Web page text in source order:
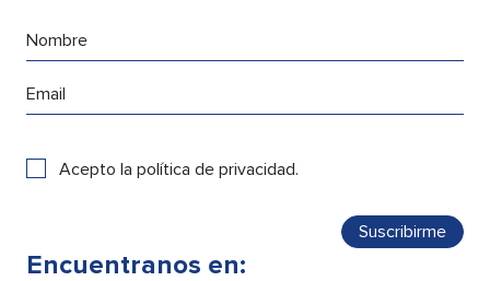
Acepto la política de privacidad.
Encuentranos en: